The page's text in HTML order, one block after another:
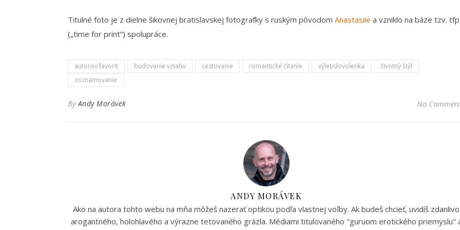
Titulné foto je z dielne šikovnej bratislavskej fotografky s ruským pôvodom Anastasiie a vzniklo na báze tzv. tfp
(„time for print“) spolupráce.
autorov favorit budovanie vzťahu cestovanie romantické čítanie výlet/dovolenka
životný štýl
zoznamovanie
By Andy Morávek No
ANDY MORÁVEK
Ako na autora tohto webu na mňa môžeš nazerať optikou podľa vlastnej voľby. Ak budeš chcieť, uvidíš zdanlivo
arogantného, holohlavého a výrazne tetovaného grázla. Médiami titulovaného "guruom erotického priemyslu"